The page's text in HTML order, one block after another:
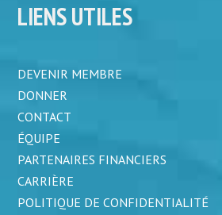
LIENS UTILES
DEVENIR MEMBRE
DONNER
CONTACT
ÉQUIPE
PARTENAIRES FINANCIERS
CARRIÈRE
POLITIQUE DE CONFIDENTIALITÉ